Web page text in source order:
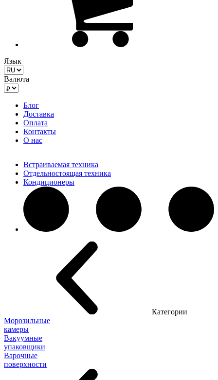
Язык
Валюта
Блог
Доставка
Оплата
Контакты
О нас
Встраиваемая техника
Отдельностоящая техника
Кондиционеры
Категории
Морозильные
камеры
Вакуумные
упаковщики
Варочные
поверхности